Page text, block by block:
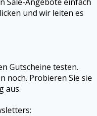
und wir leiten es
Gutscheine testen.
noch. Probieren Sie sie
aus.